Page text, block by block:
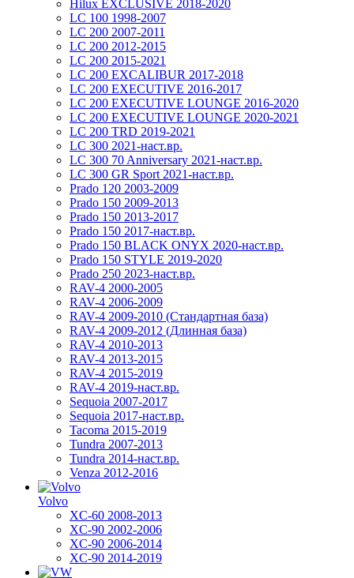
Hilux EXCLUSIVE 2018-2020
LC 100 1998-2007
LC 200 2007-2011
LC 200 2012-2015
LC 200 2015-2021
LC 200 EXCALIBUR 2017-2018
LC 200 EXECUTIVE 2016-2017
LC 200 EXECUTIVE LOUNGE 2016-2020
LC 200 EXECUTIVE LOUNGE 2020-2021
LC 200 TRD 2019-2021
LC 300 2021-наст.вр.
LC 300 70 Anniversary 2021-наст.вр.
LC 300 GR Sport 2021-наст.вр.
Prado 120 2003-2009
Prado 150 2009-2013
Prado 150 2013-2017
Prado 150 2017-наст.вр.
Prado 150 BLACK ONYX 2020-наст.вр.
Prado 150 STYLE 2019-2020
Prado 250 2023-наст.вр.
RAV-4 2000-2005
RAV-4 2006-2009
RAV-4 2009-2010 (Стандартная база)
RAV-4 2009-2012 (Длинная база)
RAV-4 2010-2013
RAV-4 2013-2015
RAV-4 2015-2019
RAV-4 2019-наст.вр.
Sequoia 2007-2017
Sequoia 2017-наст.вр.
Tacoma 2015-2019
Tundra 2007-2013
Tundra 2014-наст.вр.
Venza 2012-2016
Volvo
XC-60 2008-2013
XC-90 2002-2006
XC-90 2006-2014
XC-90 2014-2019